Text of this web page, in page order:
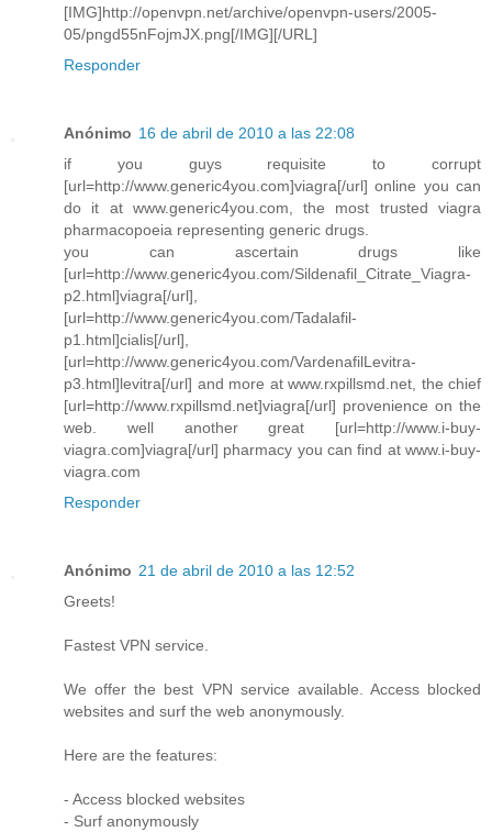
[IMG]http://openvpn.net/archive/openvpn-users/2005-
05/pngd55nFojmJX.png[/IMG][/URL]
Responder
Anónimo 16 de abril de 2010 a las 22:08
if you guys requisite to corrupt
[url=http://www.generic4you.com]viagra[/url] online you can
do it at www.generic4you.com, the most trusted viagra
pharmacopoeia representing generic drugs.
you can ascertain drugs like
[url=http://www.generic4you.com/Sildenafil_Citrate_Viagra-
p2.html]viagra[/url],
[url=http://www.generic4you.com/Tadalafil-
p1.html]cialis[/url],
[url=http://www.generic4you.com/VardenafilLevitra-
p3.html]levitra[/url] and more at www.rxpillsmd.net, the chief
[url=http://www.rxpillsmd.net]viagra[/url] provenience on the
web. well another great [url=http://www.i-buy-
viagra.com]viagra[/url] pharmacy you can find at www.i-buy-
viagra.com
Responder
Anónimo 21 de abril de 2010 a las 12:52
Greets!
Fastest VPN service.
We offer the best VPN service available. Access blocked
websites and surf the web anonymously.
Here are the features:
- Access blocked websites
- Surf anonymously